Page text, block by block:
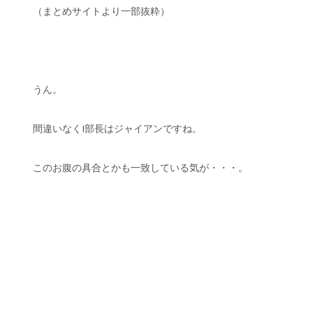
（まとめサイトより一部抜粋）
うん。
間違いなくI部長はジャイアンですね。
このお腹の具合とかも一致している気が・・・。